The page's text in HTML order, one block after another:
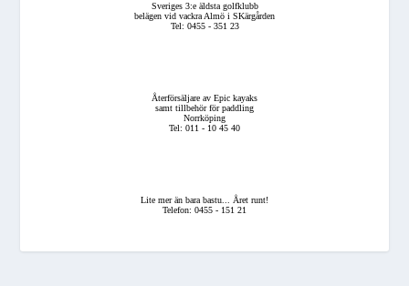
Sveriges 3:e äldsta golfklubb
belägen vid vackra Almö i SKärgården
Tel: 0455 - 351 23
Återförsäljare av Epic kayaks
samt tillbehör för paddling
Norrköping
Tel: 011 - 10 45 40
Lite mer än bara bastu... Året runt!
Telefon: 0455 - 151 21